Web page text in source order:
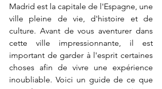
Madrid est la capitale de l'Espagne, une
ville pleine de vie, d'histoire et de
culture. Avant de vous aventurer dans
cette ville impressionnante, il est
important de garder à l'esprit certaines
choses afin de vivre une expérience
inoubliable. Voici un guide de ce que